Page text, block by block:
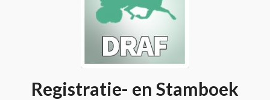
Registratie- en Stamboek